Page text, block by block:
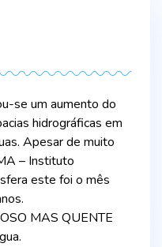
se um aumento do
hidrográficas em
Apesar de muito
– Instituto
este foi o mês
MAS QUENTE